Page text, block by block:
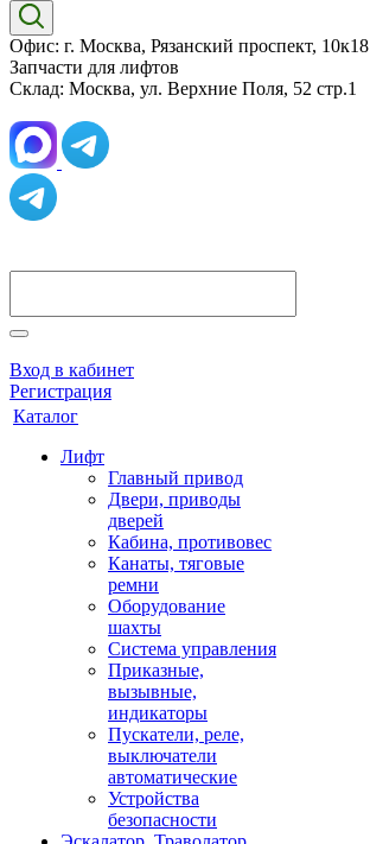
Офис: г. Москва, Рязанский проспект, 10к18
Запчасти для лифтов
Склад: Москва, ул. Верхние Поля, 52 стр.1
Вход в кабинет
Регистрация
Каталог
Лифт
Главный привод
Двери, приводы
дверей
Кабина, противовес
Канаты, тяговые
ремни
Оборудование
шахты
Система управления
Приказные,
вызывные,
индикаторы
Пускатели, реле,
выключатели
автоматические
Устройства
безопасности